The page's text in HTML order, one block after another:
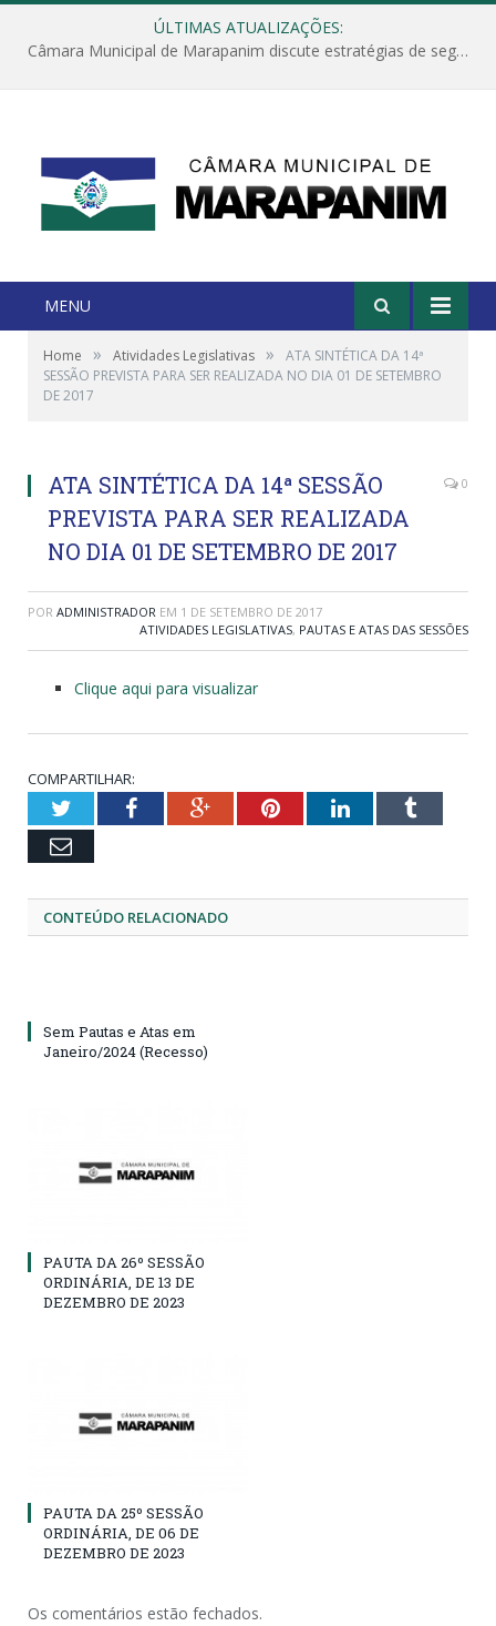
ÚLTIMAS ATUALIZAÇÕES:
Câmara Municipal de Marapanim discute estratégias de segurança com autoridades e poder executivo
MENU
Home » Atividades Legislativas »
ATA SINTÉTICA DA 14ª
SESSÃO PREVISTA PARA SER REALIZADA NO DIA 01 DE SETEMBRO
DE 2017
ATA SINTÉTICA DA 14ª SESSÃO
PREVISTA PARA SER REALIZADA
NO DIA 01 DE SETEMBRO DE 2017
0
POR ADMINISTRADOR EM 1 DE SETEMBRO DE 2017
ATIVIDADES LEGISLATIVAS, PAUTAS E ATAS DAS SESSÕES
Clique aqui para visualizar
COMPARTILHAR:
TwitterFacebookGoogle+PinterestLinkedInTumblr
Email
CONTEÚDO RELACIONADO
Sem Pautas e Atas em
Janeiro/2024 (Recesso)
PAUTA DA 26º SESSÃO
ORDINÁRIA, DE 13 DE
DEZEMBRO DE 2023
PAUTA DA 25º SESSÃO
ORDINÁRIA, DE 06 DE
DEZEMBRO DE 2023
Os comentários estão fechados.